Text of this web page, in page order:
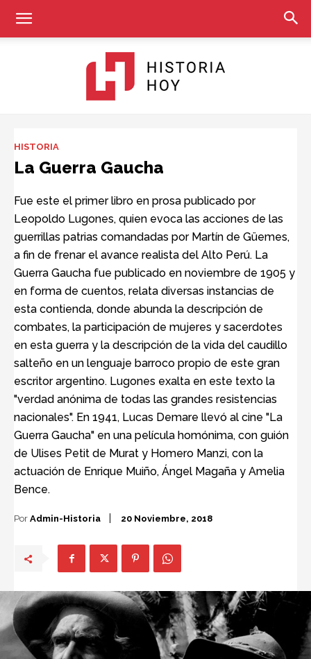
HISTORIA
La Guerra Gaucha
Fue este el primer libro en prosa publicado por
Leopoldo Lugones, quien evoca las acciones de las
guerrillas patrias comandadas por Martín de Güemes,
a fin de frenar el avance realista del Alto Perú. La
Guerra Gaucha fue publicado en noviembre de 1905 y
en forma de cuentos, relata diversas instancias de
esta contienda, donde abunda la descripción de
combates, la participación de mujeres y sacerdotes
en esta guerra y la descripción de la vida del caudillo
salteño en un lenguaje barroco propio de este gran
escritor argentino. Lugones exalta en este texto la
"verdad anónima de todas las grandes resistencias
nacionales". En 1941, Lucas Demare llevó al cine "La
Guerra Gaucha" en una película homónima, con guión
de Ulises Petit de Murat y Homero Manzi, con la
actuación de Enrique Muiño, Ángel Magaña y Amelia
Bence.
Por Admin-Historia 20 Noviembre, 2018